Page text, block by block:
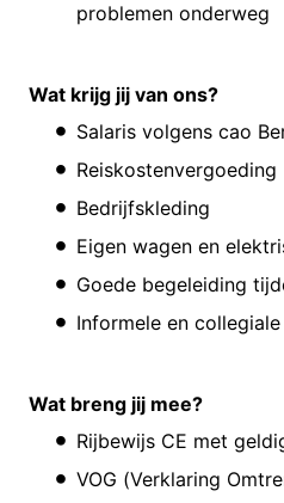
problemen onderweg
Wat krijg jij van ons?
Salaris volgens cao
Reiskostenvergoeding
Bedrijfskleding
Eigen wagen en
Goede begeleiding
Informele en
Wat breng jij mee?
Rijbewijs CE met
VOG (Verklaring